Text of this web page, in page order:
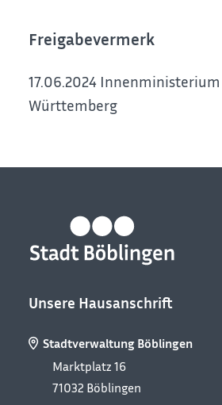
Freigabevermerk
17.06.2024
Württemberg
Unsere Hausanschrift
Stadtverwaltung Böblingen
Marktplatz 16
71032 Böblingen